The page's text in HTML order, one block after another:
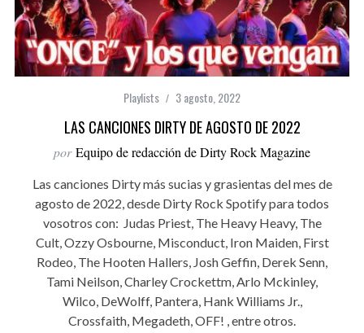
Playlists 3 agosto, 2022
LAS CANCIONES DIRTY DE AGOSTO DE 2022
por Equipo de redacción de Dirty Rock Magazine
Las canciones Dirty más sucias y grasientas del mes de
agosto de 2022, desde Dirty Rock Spotify para todos
vosotros con: Judas Priest, The Heavy Heavy, The
Cult, Ozzy Osbourne, Misconduct, Iron Maiden, First
Rodeo, The Hooten Hallers, Josh Geffin, Derek Senn,
Tami Neilson, Charley Crockettm, Arlo Mckinley,
Wilco, DeWolff, Pantera, Hank Williams Jr.,
Crossfaith, Megadeth, OFF! , entre otros.